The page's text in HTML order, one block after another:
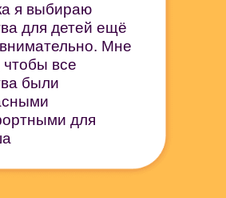
я выбираю
для детей ещё
Мне
все
были
для